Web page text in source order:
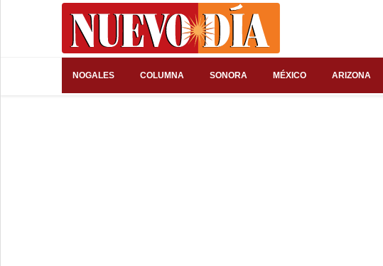
NOGALES COLUMNA SONORA MÉXICO ARIZONA